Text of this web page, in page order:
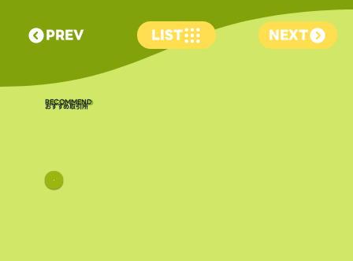
PREV LIST NEXT
​RECOMMEND
おすすめ取引所